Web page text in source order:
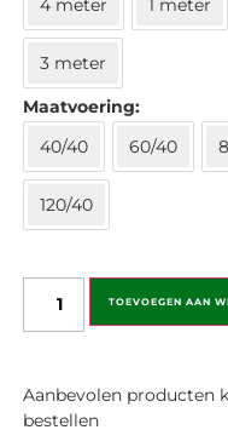
4 meter 1 meter
3 meter
Maatvoering
40/40
60/40
120/40
TOEVOEGEN AAN
Aanbevolen producten
bestellen